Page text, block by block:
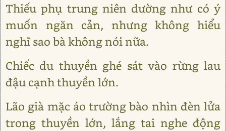
Thiếu phụ trung niên dường như có ý
muốn ngăn cản, nhưng không hiểu
nghĩ sao bà không nói nữa.
Chiếc du thuyền ghé sát vào rừng lau
đậu cạnh thuyền lớn.
Lão già mặc áo trường bào nhìn đèn lửa
trong thuyền lớn, lắng tai nghe động